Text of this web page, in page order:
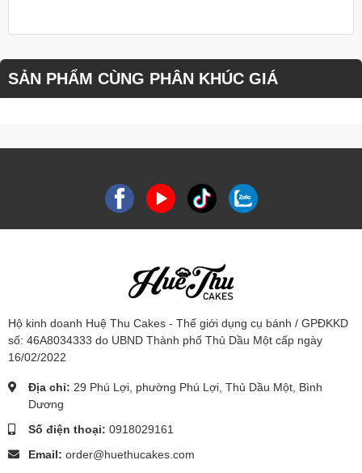
SẢN PHẨM CÙNG PHÂN KHÚC GIÁ
Hộ kinh doanh Huệ Thu Cakes - Thế giới dụng cụ bánh / GPĐKKD
số: 46A8034333 do UBND Thành phố Thủ Dầu Một cấp ngày
16/02/2022
Địa chỉ: 29 Phú Lợi, phường Phú Lợi, Thủ Dầu Một, Bình
Dương
Số điện thoại: 0918029161
Email: order@huethucakes.com